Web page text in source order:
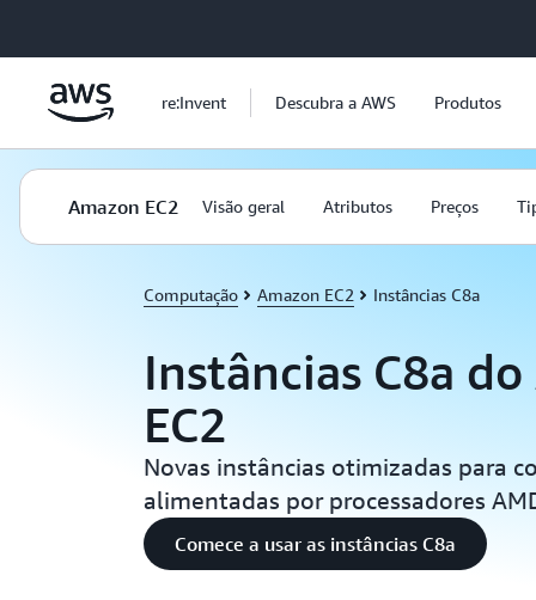
re:Invent Descubra a AWS Produtos
Amazon EC2 Visão geral Atributos Preços
Computação Amazon EC2 Instâncias C8a
Instâncias C8a
EC2
Novas instâncias otimizadas para
alimentadas por processadores
Comece a usar as instâncias C8a